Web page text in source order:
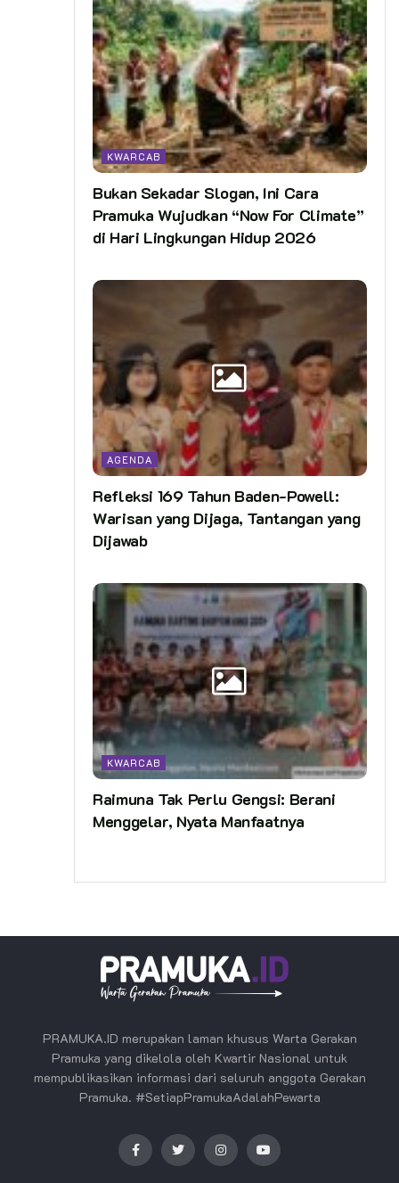
KWARCAB
Bukan Sekadar Slogan, Ini Cara
Pramuka Wujudkan “Now For Climate”
di Hari Lingkungan Hidup 2026
AGENDA
Refleksi 169 Tahun Baden-Powell:
Warisan yang Dijaga, Tantangan yang
Dijawab
KWARCAB
Raimuna Tak Perlu Gengsi: Berani
Menggelar, Nyata Manfaatnya
PRAMUKA.ID merupakan laman khusus Warta Gerakan
Pramuka yang dikelola oleh Kwartir Nasional untuk
mempublikasikan informasi dari seluruh anggota Gerakan
Pramuka. #SetiapPramukaAdalahPewarta